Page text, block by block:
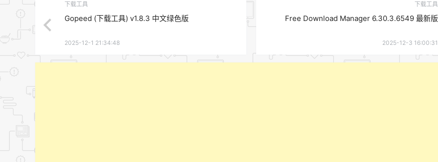
下载工具
Gopeed (下载工具) v1.8.3 中文绿色版
2025-12-1 21:34:48
下载工具
Free Download Manager 6.30.3.6549 最新版
2025-12-3 16:00:31